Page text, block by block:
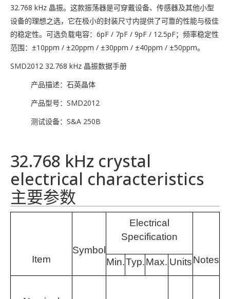
32.768 kHz 晶振。这款振荡器是可穿戴设备、传感器及其他小型
设备的理想之选，它在极小的封装尺寸内提供了可靠的性能与极佳
的稳定性。可选负载电容：6pF / 7pF / 9pF / 12.5pF；频率稳定性
范围：±10ppm / ±20ppm / ±30ppm / ±40ppm / ±50ppm。
SMD2012 32.768 kHz 晶振数据手册
产品描述：石英晶体
产品型号：SMD2012
测试设备：S&A 250B
32.768 kHz crystal
electrical characteristics
主要参数
Item
Symbol
Electrical
Specification
Notes
Min.Typ.Max. Units